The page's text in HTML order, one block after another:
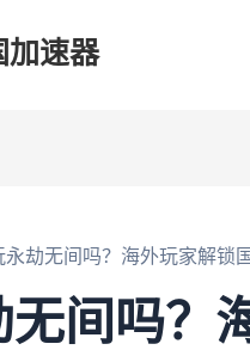
加速器
永劫无间吗？海外玩家解锁
无间吗？